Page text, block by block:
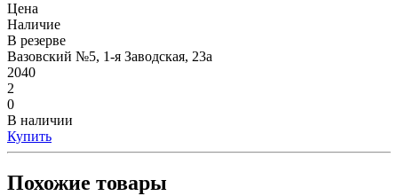
Цена
Наличие
В резерве
Вазовский №5, 1-я Заводская, 23а
2040
2
0
В наличии
Купить
Похожие товары